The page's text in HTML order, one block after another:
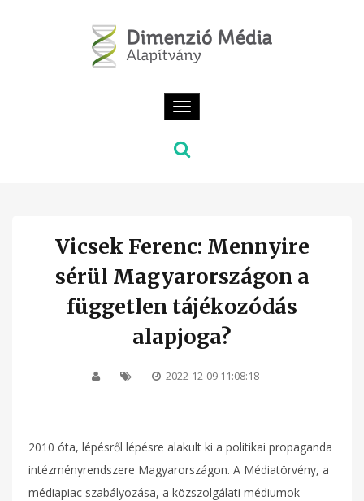
Toggle
navigation
Vicsek Ferenc: Mennyire
sérül Magyarországon a
független tájékozódás
alapjoga?
2022-12-09 11:08:18
2010 óta, lépésről lépésre alakult ki a politikai propaganda
intézményrendszere Magyarországon. A Médiatörvény, a
médiapiac szabályozása, a közszolgálati médiumok